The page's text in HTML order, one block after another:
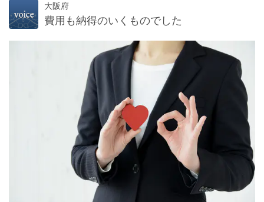
大阪府
費用も納得のいくものでした